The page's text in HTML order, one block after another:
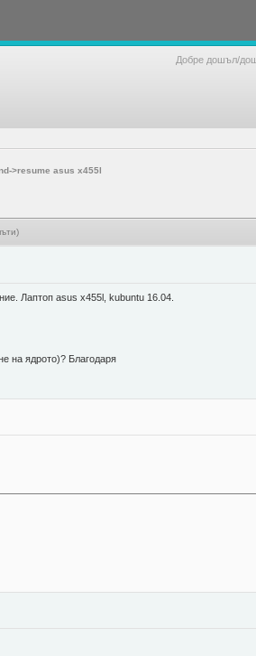
Добре дошъл/
>resume asus x455l
Лаптоп asus x455l, kubuntu 16.04.
на ядрото)? Благодаря